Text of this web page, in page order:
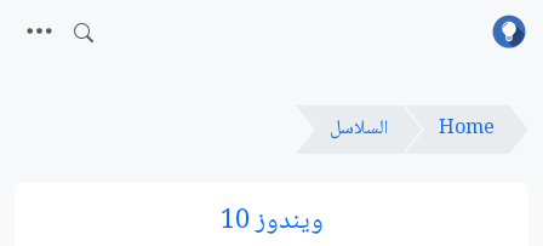
Home السلاسل
ويندوز 10